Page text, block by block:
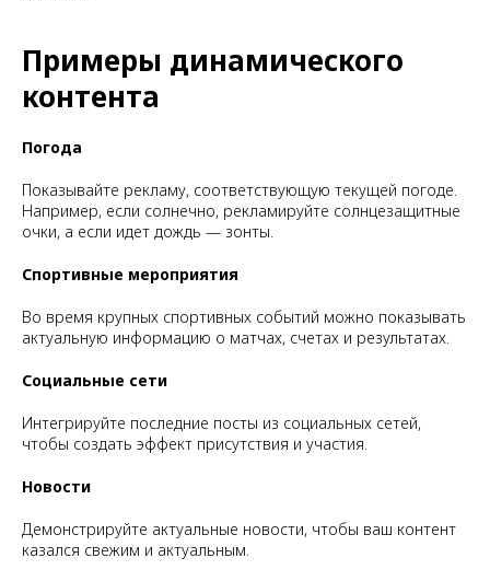
Примеры динамического
контента
Погода
Показывайте рекламу, соответствующую текущей погоде.
Например, если солнечно, рекламируйте солнцезащитные
очки, а если идет дождь — зонты.
Спортивные мероприятия
Во время крупных спортивных событий можно показывать
актуальную информацию о матчах, счетах и результатах.
Социальные сети
Интегрируйте последние посты из социальных сетей,
чтобы создать эффект присутствия и участия.
Новости
Демонстрируйте актуальные новости, чтобы ваш контент
казался свежим и актуальным.